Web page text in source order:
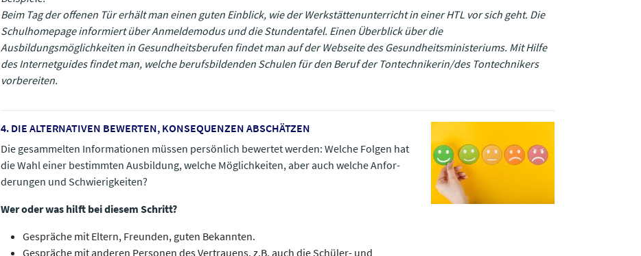
Beim Tag der offenen Tür erhält man einen guten Einblick, wie der Werkstättenunterricht in einer HTL vor sich geht. Die
Schulhomepage informiert über Anmeldemodus und die Stundentafel. Einen Überblick über die
Ausbildungsmöglichkeiten in Gesundheitsberufen findet man auf der Webseite des Gesundheitsministeriums. Mit Hilfe
des Internetguides findet man, welche berufsbildenden Schulen für den Beruf der Tontechnikerin/des Tontechnikers
vorbereiten.
4. DIE ALTERNATIVEN BEWERTEN, KONSEQUENZEN ABSCHÄTZEN
Die gesammelten Informationen müssen persönlich bewertet werden: Welche Folgen hat
die Wahl einer bestimmten Ausbildung, welche Möglichkeiten, aber auch welche Anfor­
derungen und Schwierigkeiten?
Wer oder was hilft bei diesem Schritt?
Gespräche mit Eltern, Freunden, guten Bekannten.
Gespräche mit anderen Personen des Vertrauens, z.B. auch die Schüler- und